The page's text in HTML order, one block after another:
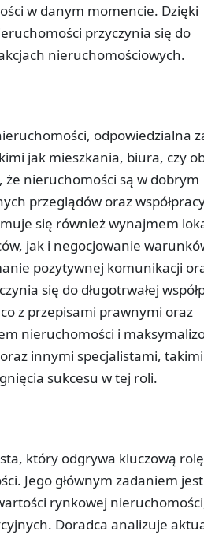
w danym momencie. Dzięki
przyczynia się do
nieruchomościowych.
odpowiedzialna
jak mieszkania, biura, czy
że nieruchomości są w dobrym
przeglądów oraz
się również wynajmem
jak i negocjowanie
pozytywnej komunikacji
się do długotrwałej
z przepisami prawnymi oraz
nieruchomości i
innymi specjalistami,
sukcesu w tej roli.
który odgrywa kluczową
Jego głównym zadaniem jest
rynkowej
Doradca analizuje